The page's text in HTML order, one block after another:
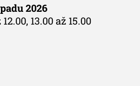
2026
12.00, 13.00 až 15.00